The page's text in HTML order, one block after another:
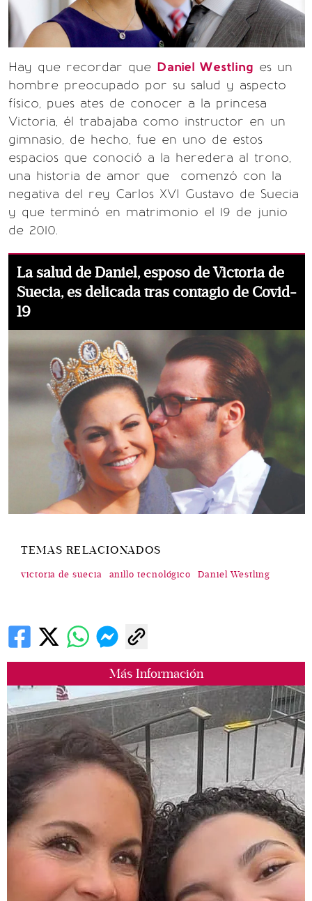
Más Información
Hay que recordar que Daniel Westling es un
hombre preocupado por su salud y aspecto
físico, pues ates de conocer a la princesa
Victoria, él trabajaba como instructor en un
gimnasio, de hecho, fue en uno de estos
espacios que conoció a la heredera al trono,
una historia de amor que comenzó con la
negativa del rey Carlos XVI Gustavo de Suecia
y que terminó en matrimonio el 19 de junio
de 2010.
La salud de Daniel, esposo de Victoria de
Suecia, es delicada tras contagio de Covid-
19
TEMAS RELACIONADOS
victoria de suecia anillo tecnológico Daniel Westling